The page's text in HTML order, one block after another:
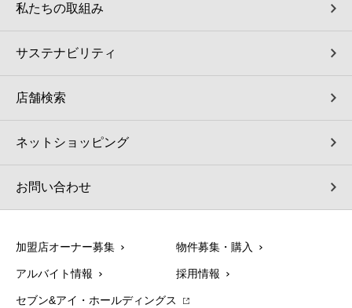
私たちの取組み
サステナビリティ
店舗検索
ネットショッピング
お問い合わせ
加盟店オーナー募集 物件募集・購入
アルバイト情報 採用情報
セブン&アイ・ホールディングス